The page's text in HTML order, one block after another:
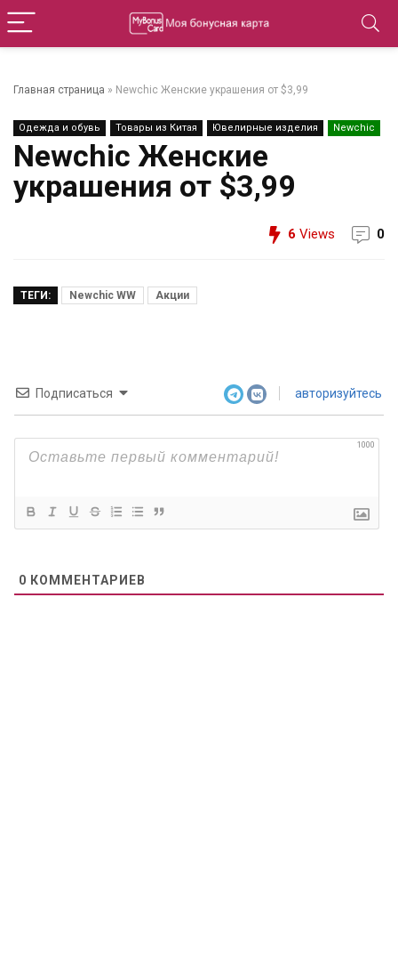
Главная страница » Newchic Женские украшения от $3,99
Одежда и обувь Товары из Китая Ювелирные изделия Newchic
Newchic Женские
украшения от $3,99
6 Views 0
ТЕГИ: Newchic WW Акции
Подписаться авторизуйтесь
1000
0 КОММЕНТАРИЕВ